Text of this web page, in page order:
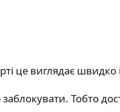
це виглядає
Тобто